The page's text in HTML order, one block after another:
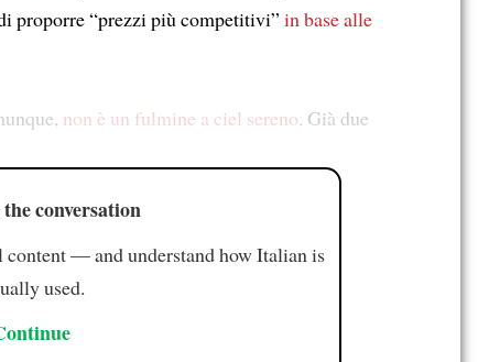
proporre “prezzi più competitivi” in base alle
non è un fulmine a ciel sereno. Già due
conversation
— and understand how Italian is
used.